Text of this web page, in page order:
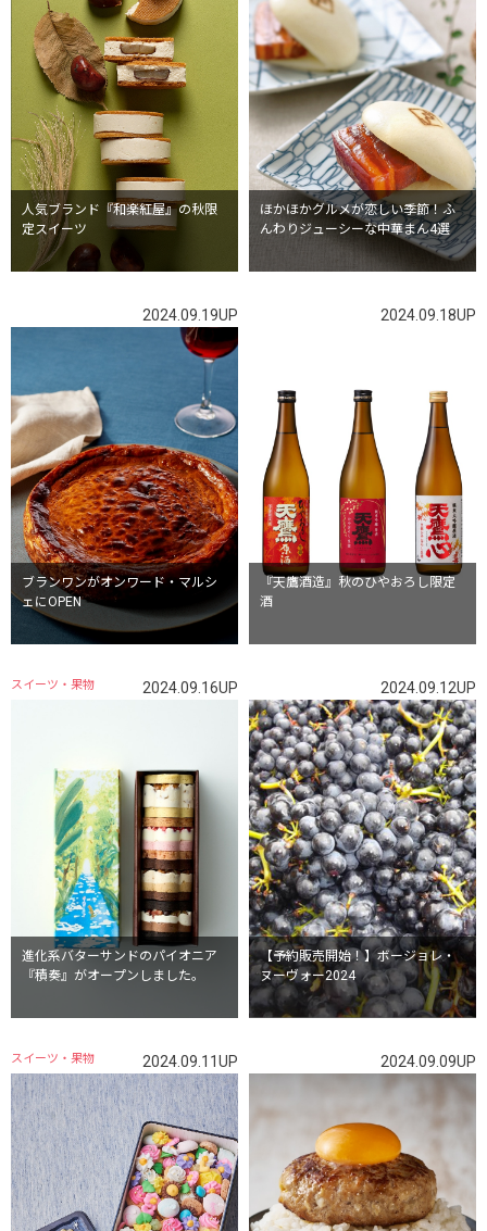
人気ブランド『和楽紅屋』の秋限
定スイーツ
ほかほかグルメが恋しい季節！ふ
んわりジューシーな中華まん4選
ブランワンがオンワード・マルシ
ェにOPEN
2024.09.19UP
『天鷹酒造』秋のひやおろし限定
酒
2024.09.18UP
進化系バターサンドのパイオニア
『積奏』がオープンしました。
スイーツ・果物 2024.09.16UP
【予約販売開始！】ボージョレ・
ヌーヴォー2024
2024.09.12UP
スイーツ・果物 2024.09.11UP 2024.09.09UP